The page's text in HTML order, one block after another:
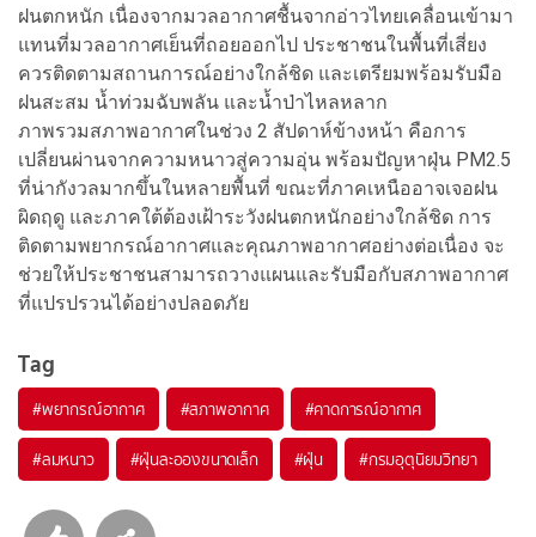
ฝนตกหนัก เนื่องจากมวลอากาศชื้นจากอ่าวไทยเคลื่อนเข้ามา
แทนที่มวลอากาศเย็นที่ถอยออกไป ประชาชนในพื้นที่เสี่ยง
ควรติดตามสถานการณ์อย่างใกล้ชิด และเตรียมพร้อมรับมือ
ฝนสะสม น้ำท่วมฉับพลัน และน้ำป่าไหลหลาก
ภาพรวมสภาพอากาศในช่วง 2 สัปดาห์ข้างหน้า คือการ
เปลี่ยนผ่านจากความหนาวสู่ความอุ่น พร้อมปัญหาฝุ่น PM2.5
ที่น่ากังวลมากขึ้นในหลายพื้นที่ ขณะที่ภาคเหนืออาจเจอฝน
ผิดฤดู และภาคใต้ต้องเฝ้าระวังฝนตกหนักอย่างใกล้ชิด การ
ติดตามพยากรณ์อากาศและคุณภาพอากาศอย่างต่อเนื่อง จะ
ช่วยให้ประชาชนสามารถวางแผนและรับมือกับสภาพอากาศ
ที่แปรปรวนได้อย่างปลอดภัย
Tag
#พยากรณ์อากาศ #สภาพอากาศ #คาดการณ์อากาศ
#ลมหนาว #ฝุ่นละอองขนาดเล็ก #ฝุ่น #กรมอุตุนิยมวิทยา